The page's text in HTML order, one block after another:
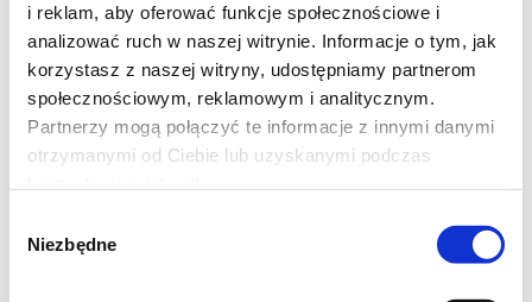
i reklam, aby oferować funkcje społecznościowe i
analizować ruch w naszej witrynie. Informacje o tym, jak
korzystasz z naszej witryny, udostępniamy partnerom
społecznościowym, reklamowym i analitycznym.
Partnerzy mogą połączyć te informacje z innymi danymi
otrzymanymi od Ciebie lub uzyskanymi podczas
zgody
Niezbędne